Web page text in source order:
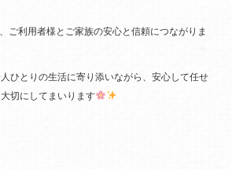
ご利用者様とご家族の安心と信頼につながりま
ひとりの生活に寄り添いながら、安心して任せ
切にしてまいります